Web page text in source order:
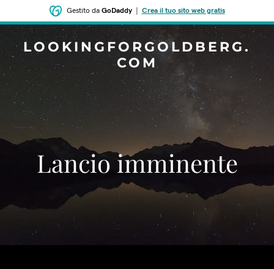
Gestito da GoDaddy| Crea il tuo sito web gratis
LOOKINGFORGOLDBERG.
COM
‌Lancio imminente